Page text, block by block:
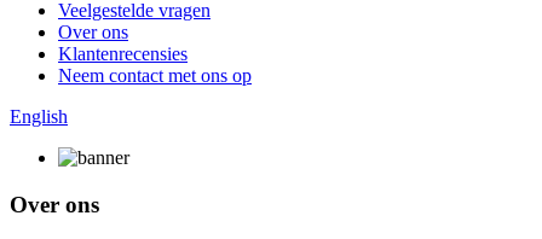
Veelgestelde vragen
Over ons
Klantenrecensies
Neem contact met ons op
English
Over ons